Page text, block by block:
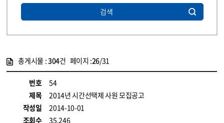
검색
총게시물 :304건 페이지 :26/31
번호
54
제목
2014년 시간선택제 사원 모집공고
작성일
2014-10-01
조회수
35,246